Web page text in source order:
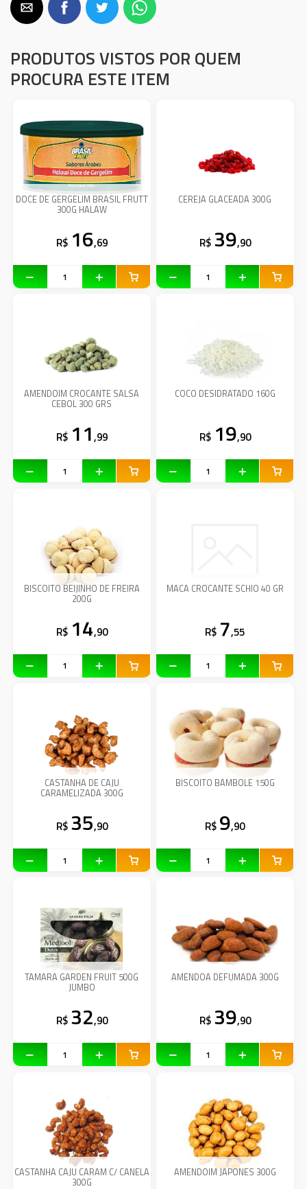
PRODUTOS VISTOS POR QUEM
PROCURA ESTE ITEM
DOCE DE GERGELIM BRASIL FRUTT
300G HALAW
R$ 16,69
CEREJA GLACEADA 300G
R$ 39,90
AMENDOIM CROCANTE SALSA
CEBOL 300 GRS
R$ 11,99
COCO DESIDRATADO 160G
R$ 19,90
BISCOITO BEIJINHO DE FREIRA
200G
R$ 14,90
MACA CROCANTE SCHIO 40 GR
R$ 7,55
CASTANHA DE CAJU
CARAMELIZADA 300G
R$ 35,90
BISCOITO BAMBOLE 150G
R$ 9,90
TAMARA GARDEN FRUIT 500G
JUMBO
R$ 32,90
AMENDOA DEFUMADA 300G
R$ 39,90
CASTANHA CAJU CARAM C/ CANELA
300G
AMENDOIM JAPONES 300G